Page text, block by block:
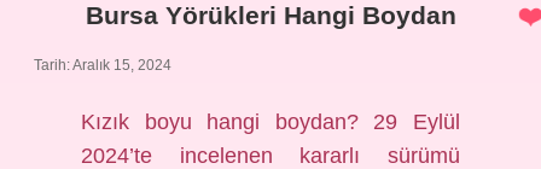
Bursa Yörükleri Hangi Boydan
Tarih: Aralık 15, 2024
Kızık boyu hangi boydan? 29 Eylül
2024’te incelenen kararlı sürümü